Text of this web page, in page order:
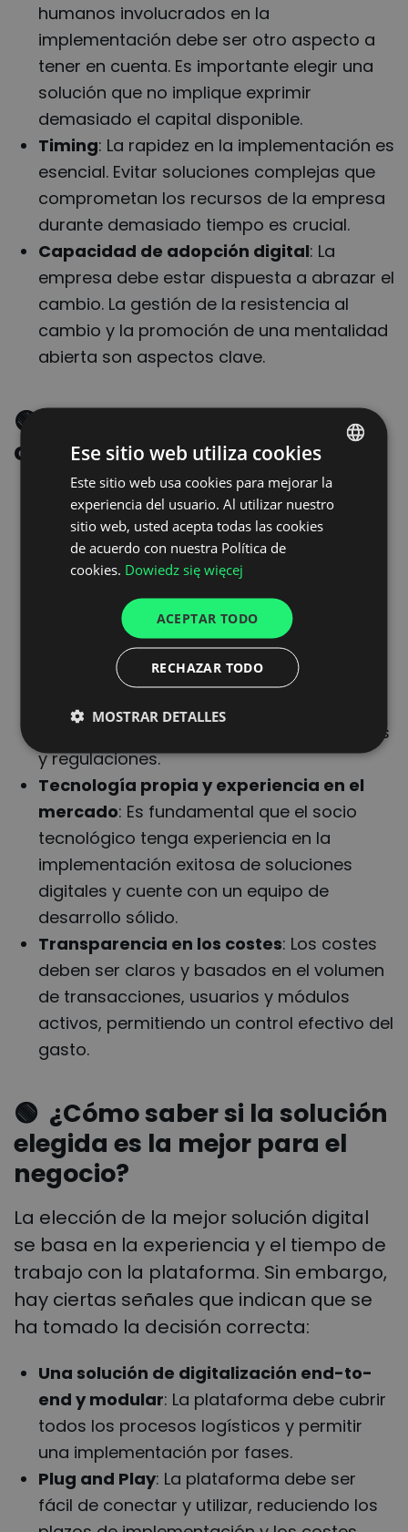
humanos involucrados en la
implementación debe ser otro aspecto a
tener en cuenta. Es importante elegir una
solución que no implique exprimir
demasiado el capital disponible.
Timing: La rapidez en la implementación es
esencial. Evitar soluciones complejas que
comprometan los recursos de la empresa
durante demasiado tiempo es crucial.
Capacidad de adopción digital: La
empresa debe estar dispuesta a abrazar el
cambio. La gestión de la resistencia al
cambio y la promoción de una mentalidad
abierta son aspectos clave.
🟢
cumplir un socio tecnológico
Un ecosistema que contemple a todos
los actores de la cadena de suministro
La plataforma digital debe ser capaz de
adaptarse a las necesidades de todos los
actores involucrados en la cadena
Alcance global y cobertura legal
solución debe tener proyección
internacional y comprender las
complejidades de los diferentes mercados
y regulaciones.
Tecnología propia y experiencia en el
mercado: Es fundamental que el socio
tecnológico tenga experiencia en la
implementación exitosa de soluciones
digitales y cuente con un equipo de
desarrollo sólido.
Transparencia en los costes: Los costes
deben ser claros y basados en el volumen
de transacciones, usuarios y módulos
activos, permitiendo un control efectivo del
gasto.
🟢 ¿Cómo saber si la solución
elegida es la mejor para el
negocio?
La elección de la mejor solución digital
se basa en la experiencia y el tiempo de
trabajo con la plataforma. Sin embargo,
hay ciertas señales que indican que se
ha tomado la decisión correcta:
Una solución de digitalización end-to-
end y modular: La plataforma debe cubrir
todos los procesos logísticos y permitir
una implementación por fases.
Plug and Play: La plataforma debe ser
fácil de conectar y utilizar, reduciendo los
POLISH
ENGLISH
FRENCH
Ese sitio web utiliza cookies
Este sitio web usa cookies para mejorar la
experiencia del usuario. Al utilizar nuestro
sitio web, usted acepta todas las cookies
de acuerdo con nuestra Política de
cookies. Dowiedz się więcej
ACEPTAR TODO
RECHAZAR TODO
MOSTRAR DETALLES